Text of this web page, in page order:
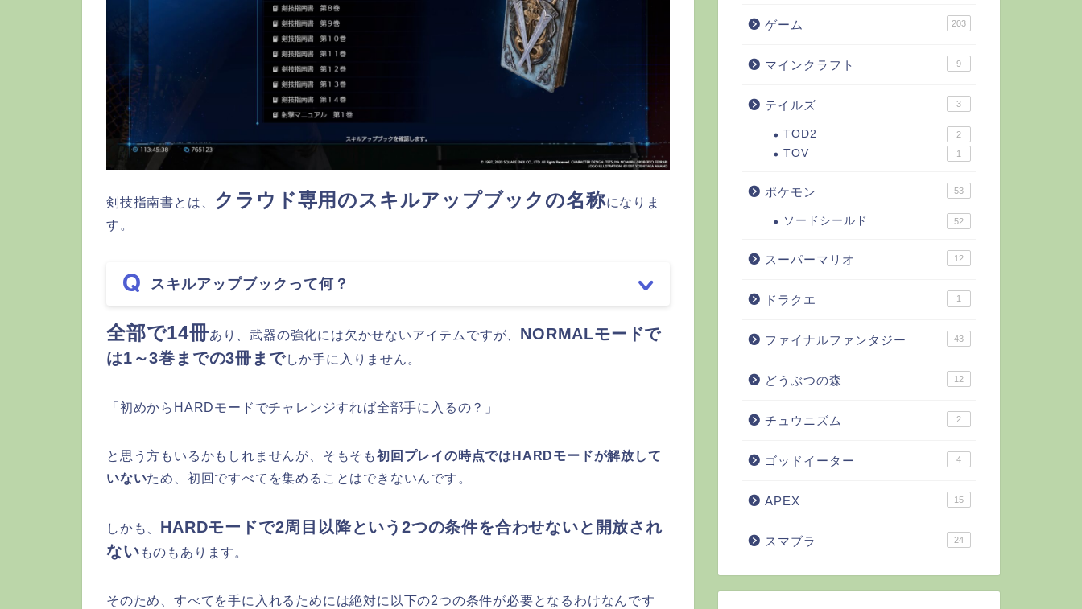
剣技指南書とは、 クラウド専用のスキルアップブックの名称になりま
す。
スキルアップブックって何？
全部で14冊あり、武器の強化には欠かせないアイテムですが、 NORMALモードで
は1～3巻までの3冊までしか手に入りません。
「初めからHARDモードでチャレンジすれば全部手に入るの？」
と思う方もいるかもしれませんが、そもそも初回プレイの時点ではHARDモードが解放して
いないため、初回ですべてを集めることはできないんです。
しかも、 HARDモードで2周目以降という2つの条件を合わせないと開放され
ない ものもあります。
そのため、すべてを手に入れるためには絶対に以下の2つの条件が必要となるわけなんです
ゲーム 203
マインクラフト 9
テイルズ 3
TOD2 2
TOV 1
ポケモン 53
ソードシールド 52
スーパーマリオ 12
ドラクエ 1
ファイナルファンタジー 43
どうぶつの森 12
チュウニズム 2
ゴッドイーター 4
APEX 15
スマブラ 24